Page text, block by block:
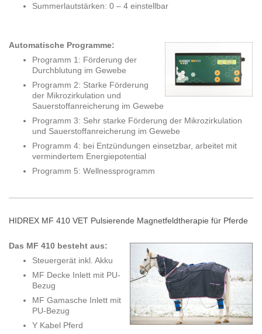
Summerlautstärken: 0 – 4 einstellbar
Automatische Programme:
Programm 1: Förderung der
Durchblutung im Gewebe
Programm 2: Starke Förderung
der Mikrozirkulation und
Sauerstoffanreicherung im Gewebe
Programm 3: Sehr starke Förderung der Mikrozirkulation
und Sauerstoffanreicherung im Gewebe
Programm 4: bei Entzündungen einsetzbar, arbeitet mit
vermindertem Energiepotential
Programm 5: Wellnessprogramm
HIDREX MF 410 VET Pulsierende Magnetfeldtherapie für Pferde
Das MF 410 besteht aus:
Steuergerät inkl. Akku
MF Decke Inlett mit PU-
Bezug
MF Gamasche Inlett mit
PU-Bezug
Y Kabel Pferd